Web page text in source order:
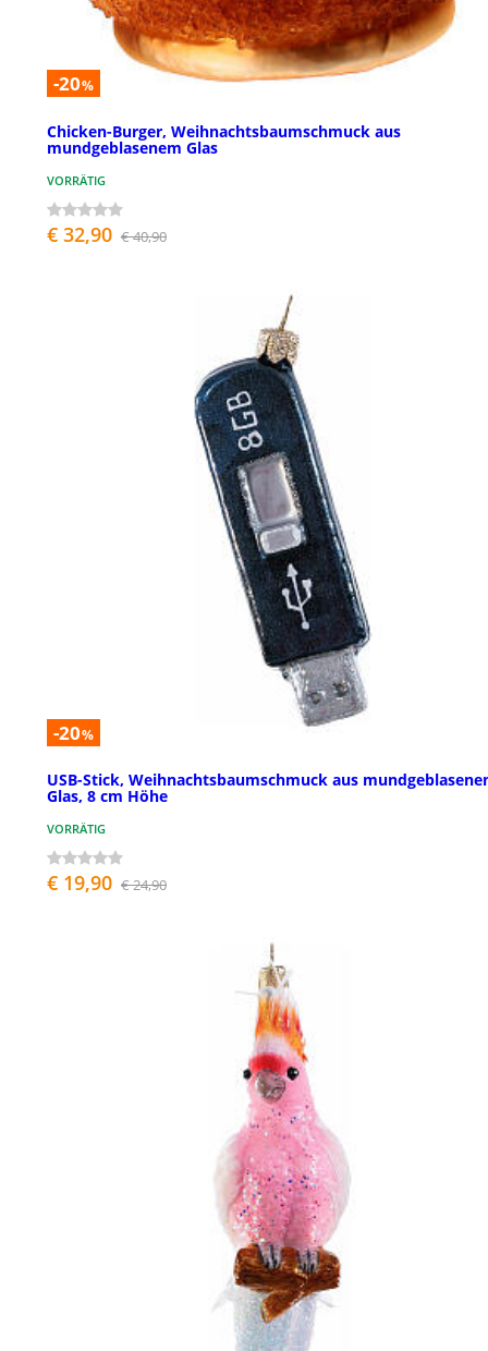
-20%
Chicken-Burger, Weihnachtsbaumschmuck aus
mundgeblasenem Glas
VORRÄTIG
€ 32,90 € 40,90
-20%
USB-Stick, Weihnachtsbaumschmuck aus
Glas, 8 cm Höhe
VORRÄTIG
€ 19,90 € 24,90